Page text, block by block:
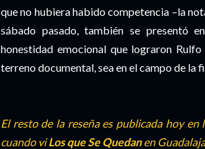
que no hubiera habido competencia –la
sábado pasado, también se presentó
honestidad emocional que lograron
terreno documental, sea en el campo de la
El resto de la reseña es publicada hoy en
cuando viLos que Se Quedanen